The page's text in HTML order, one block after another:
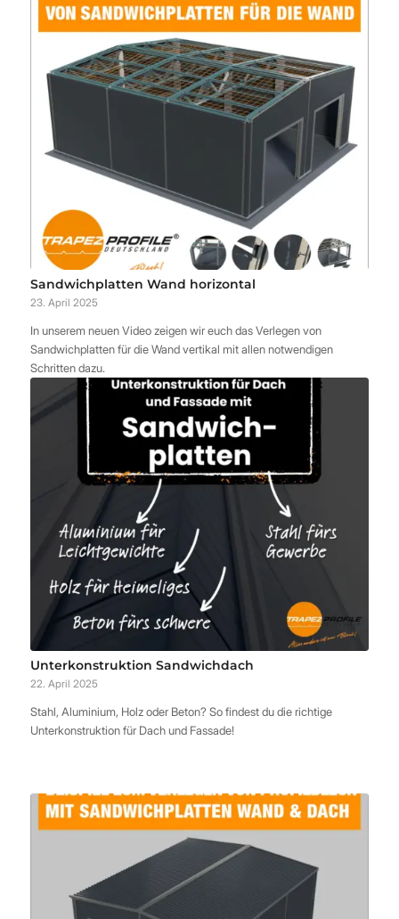
Sandwichplatten Wand horizontal
23. April 2025
In unserem neuen Video zeigen wir euch das Verlegen von
Sandwichplatten für die Wand vertikal mit allen notwendigen
Schritten dazu.
Unterkonstruktion Sandwichdach
22. April 2025
Stahl, Aluminium, Holz oder Beton? So findest du die richtige
Unterkonstruktion für Dach und Fassade!